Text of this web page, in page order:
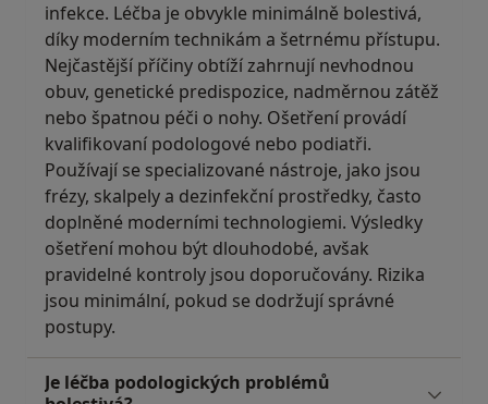
infekce. Léčba je obvykle minimálně bolestivá,
díky moderním technikám a šetrnému přístupu.
Nejčastější příčiny obtíží zahrnují nevhodnou
obuv, genetické predispozice, nadměrnou zátěž
nebo špatnou péči o nohy. Ošetření provádí
kvalifikovaní podologové nebo podiatři.
Používají se specializované nástroje, jako jsou
frézy, skalpely a dezinfekční prostředky, často
doplněné moderními technologiemi. Výsledky
ošetření mohou být dlouhodobé, avšak
pravidelné kontroly jsou doporučovány. Rizika
jsou minimální, pokud se dodržují správné
postupy.
Je léčba podologických problémů